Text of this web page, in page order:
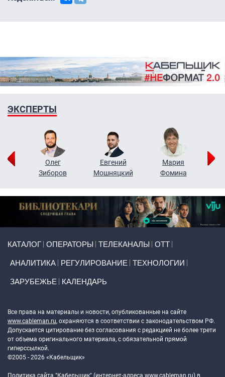
ЭКСПЕРТЫ
Олег
Зиборов
Евгений
Мошняцкий
Мария
Фомина
КАТАЛОГ ОПЕРАТОРЫ ТЕЛЕКАНАЛЫ ОТТ
АНАЛИТИКА РЕГУЛИРОВАНИЕ ТЕХНОЛОГИИ
ЗАРУБЕЖЬЕ КАЛЕНДАРЬ
Все права на материалы и новости, опубликованные на сайте
www.cableman.ru, охраняются в соответствии с законодательством РФ.
Допускается цитирование без согласования с редакцией не более трети
от объема оригинального материала, с обязательной прямой
гиперссылкой.
©2005 - 2026 «Кабельщик»
Политика сайта "Кабельщик" (интернет-адреса www.cableman.ru) в